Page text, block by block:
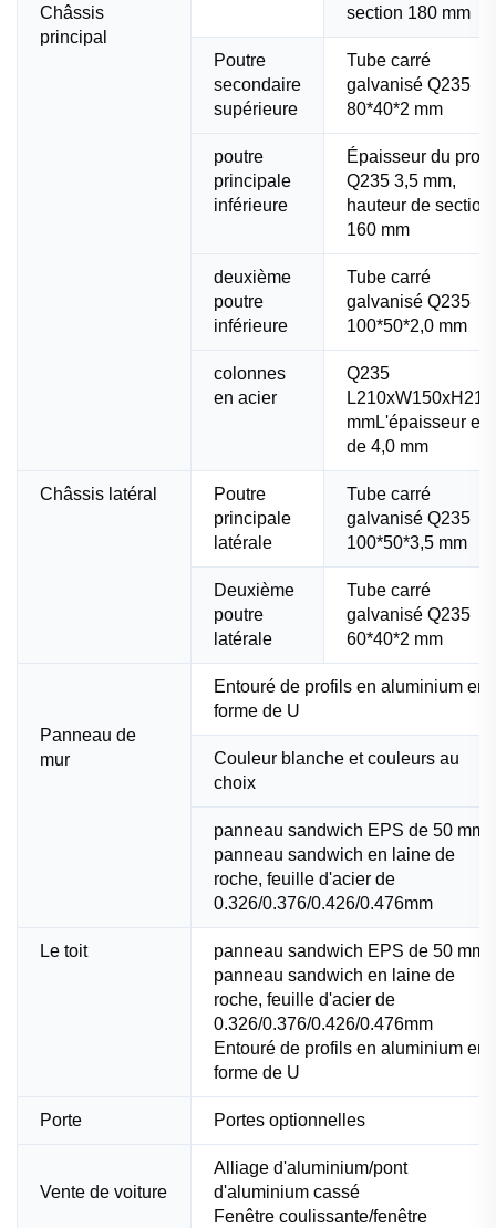
Châssis
principal
section 180 mm
Poutre
secondaire
supérieure
Tube carré
galvanisé Q235
80*40*2 mm
poutre
principale
inférieure
Épaisseur du
Q235 3,5 mm,
hauteur de section
160 mm
deuxième
poutre
inférieure
Tube carré
galvanisé Q235
100*50*2,0 mm
colonnes
en acier
Q235
mmL'épaisseur est
de 4,0 mm
Châssis latéral
Poutre
principale
latérale
Tube carré
galvanisé Q235
100*50*3,5 mm
Deuxième
poutre
latérale
Tube carré
galvanisé Q235
60*40*2 mm
Panneau de
mur
Entouré de profils en aluminium en
forme de U
Couleur blanche et couleurs au
choix
panneau sandwich EPS de 50 mm /
panneau sandwich en laine de
roche, feuille d'acier de
0.326/0.376/0.426/0.476mm
Le toit
panneau sandwich EPS de 50 mm /
panneau sandwich en laine de
roche, feuille d'acier de
0.326/0.376/0.426/0.476mm
Entouré de profils en aluminium en
forme de U
Porte Portes optionnelles
Vente de voiture
Alliage d'aluminium/pont
d'aluminium cassé
Fenêtre coulissante/fenêtre